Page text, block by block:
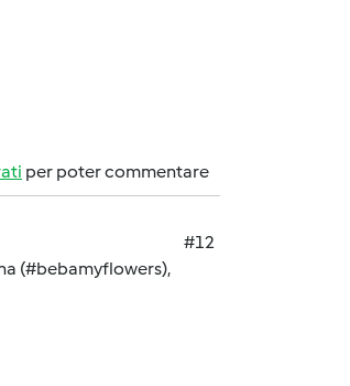
per poter commentare
#12
(#bebamyflowers),